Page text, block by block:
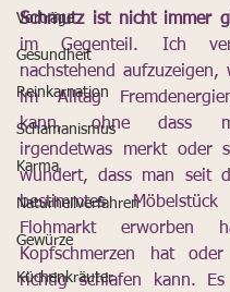
Vorträge
Gesundheit
Reinkarnation
Schamanismus
Karma
Naturheilverfahren
Gewürze
Küchenkräuter
Schmutz ist nicht immer
im Gegenteil. Ich
nachstehend aufzuzeigen,
im Alltag
kann, ohne dass
irgendetwas merkt oder
wundert, dass man seit
bestimmtes
Flohmarkt erworben
Kopfschmerzen hat
richtig schlafen kann.